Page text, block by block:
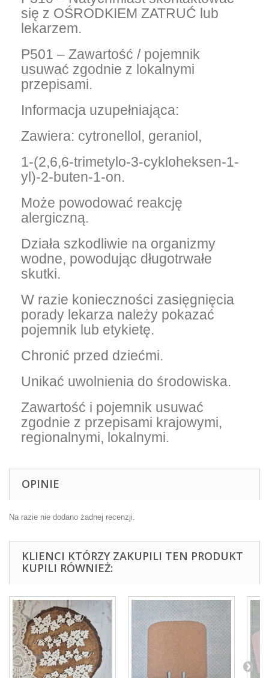
się z OŚRODKIEM ZATRUĆ lub
lekarzem.
P501 – Zawartość / pojemnik
usuwać zgodnie z lokalnymi
przepisami.
Informacja uzupełniająca:
Zawiera: cytronellol, geraniol,
1-(2,6,6-trimetylo-3-cykloheksen-1-
yl)-2-buten-1-on.
Może powodować reakcję
alergiczną.
Działa szkodliwie na organizmy
wodne, powodując długotrwałe
skutki.
W razie konieczności zasięgnięcia
porady lekarza należy pokazać
pojemnik lub etykietę.
Chronić przed dziećmi.
Unikać uwolnienia do środowiska.
Zawartość i pojemnik usuwać
zgodnie z przepisami krajowymi,
regionalnymi, lokalnymi.
OPINIE
Na razie nie dodano żadnej recenzji.
KLIENCI KTÓRZY ZAKUPILI TEN PRODUKT
KUPILI RÓWNIEŻ: